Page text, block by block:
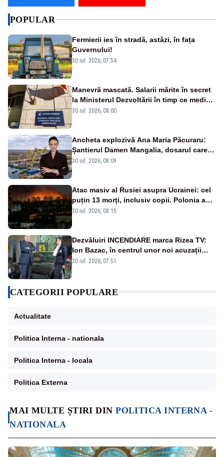
MAI MULTE ȘTIRI DINPOLITICA INTERNA -
NATIONALA
POPULAR
Fermierii ies în stradă, astăzi, în fața
Guvernului!
30 iul. 2026, 07:54
Manevră mascată. Salarii mărite în secret
la Ministerul Dezvoltării în timp ce medicii
ies în stradă
30 iul. 2026, 08:00
Ancheta explozivă Ana Maria Păcuraru:
Șantierul Damen Mangalia, dosarul care
scufundă apărarea României
30 iul. 2026, 08:09
Atac masiv al Rusiei asupra Ucrainei: cel
puțin 13 morți, inclusiv copii. Polonia a
ridicat avioanele de vânătoare
30 iul. 2026, 08:15
Dezvăluiri INCENDIARE marca Rizea TV:
Ion Bazac, în centrul unor noi acuzații
publice
30 iul. 2026, 07:51
CATEGORII POPULARE
Actualitate
Politica Interna - nationala
Politica Interna - locala
Politica Externa